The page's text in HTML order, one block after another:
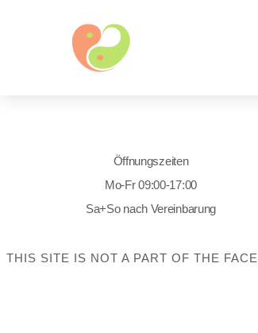
Öffnungszeiten
Mo-Fr 09:00-17:00
Sa+So nach Vereinbarung
THIS SITE IS NOT A PART OF THE